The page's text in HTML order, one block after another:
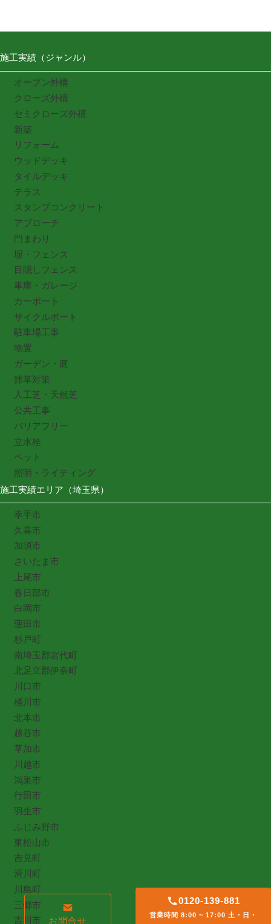
施工実績（ジャンル）
オープン外構
クローズ外構
セミクローズ外構
新築
リフォーム
ウッドデッキ
タイルデッキ
テラス
スタンプコンクリート
アプローチ
門まわり
塀・フェンス
目隠しフェンス
車庫・ガレージ
カーポート
サイクルポート
駐車場工事
物置
ガーデン・庭
雑草対策
人工芝・天然芝
公共工事
バリアフリー
立水栓
ペット
照明・ライティング
施工実績エリア（埼玉県）
幸手市
久喜市
加須市
さいたま市
上尾市
春日部市
白岡市
蓮田市
杉戸町
南埼玉郡宮代町
北足立郡伊奈町
川口市
桶川市
北本市
越谷市
草加市
川越市
鴻巣市
行田市
羽生市
ふじみ野市
東松山市
吉見町
滑川町
川島町
三郷市
吉川市
お問合せ
0120-139-881
営業時間 8:00 ~ 17:00 土・日・